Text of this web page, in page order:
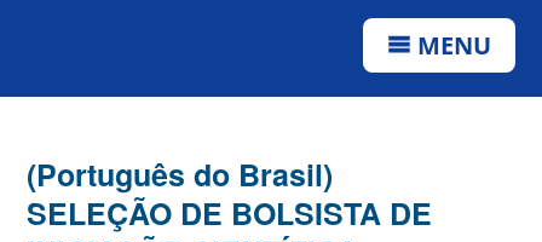
MENU
(Português do Brasil)
SELEÇÃO DE BOLSISTA DE